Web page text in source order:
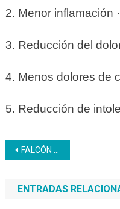
2. Menor inflamación ·
3. Reducción del
4. Menos dolores de
5. Reducción de
Navegación
de
entradas
FALCÓN | En el municipio Colina 40 participantes aprenden la Técnica para la conservación de alimentos
ENTRADAS